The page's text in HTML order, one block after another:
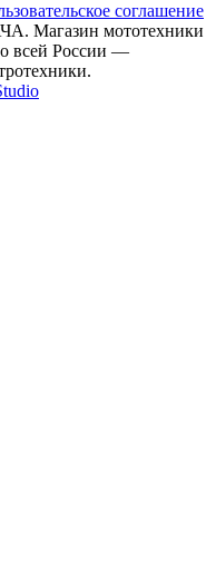
соглашение
Магазин мототехники
всей России —